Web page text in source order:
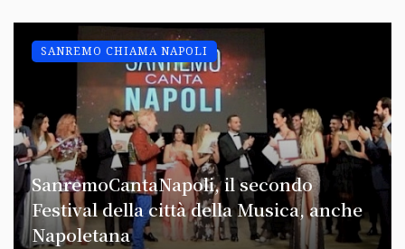
SanremoCantaNapoli, il secondo
Festival della città della Musica, anche
Napoletana
SANREMO CHIAMA NAPOLI